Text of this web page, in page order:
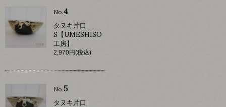
No.4
タヌキ片口
S【UMESHISO
工房】
2,970円(税込)
No.5
タヌキ片口